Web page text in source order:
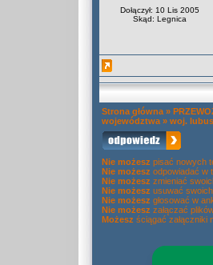
Dołączył: 10 Lis 2005
Skąd: Legnica
Strona główna »
województwa » woj.
Nie możesz pisać nowych
Nie możesz odpowiadać w
Nie możesz zmieniać
Nie możesz usuwać
Nie możesz głosować w
Nie możesz załączać
Możesz ściągać załączniki